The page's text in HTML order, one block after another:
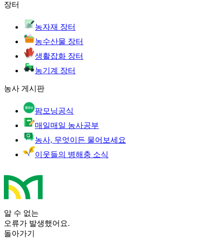
장터
농자재 장터
농수산물 장터
생활잡화 장터
농기계 장터
농사 게시판
팜모닝공식
매일매일 농사공부
농사, 무엇이든 물어보세요
이웃들의 병해충 소식
알 수 없는
오류가 발생했어요.
돌아가기